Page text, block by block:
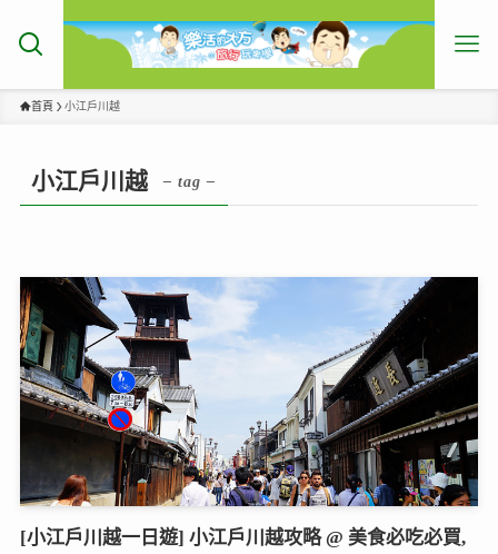
首頁 小江戶川越
小江戶川越 – tag –
[小江戶川越一日遊] 小江戶川越攻略 @ 美食必吃必買,